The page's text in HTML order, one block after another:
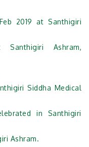
2019 at Santhigiri
Santhigiri Ashram,
Siddha Medical
in Santhigiri
Ashram.